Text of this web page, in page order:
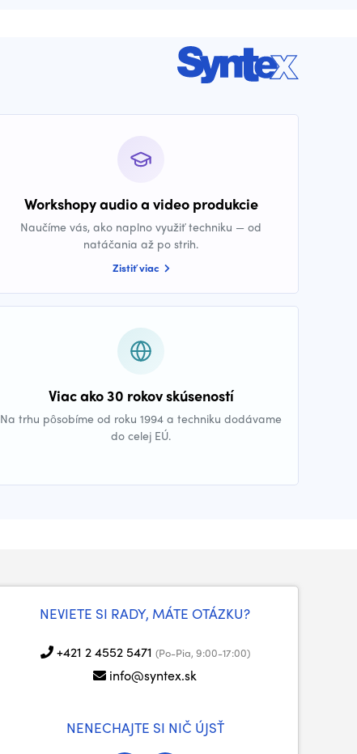
Workshopy audio a video produkcie
Naučíme vás, ako naplno využiť techniku — od
natáčania až po strih.
Zistiť viac
Viac ako 30 rokov skúseností
Na trhu pôsobíme od roku 1994 a techniku dodávame
do celej EÚ.
NEVIETE SI RADY, MÁTE OTÁZKU?
+421 2 4552 5471 (Po-Pia, 9:00-17:00)
info@syntex.sk
NENECHAJTE SI NIČ ÚJSŤ